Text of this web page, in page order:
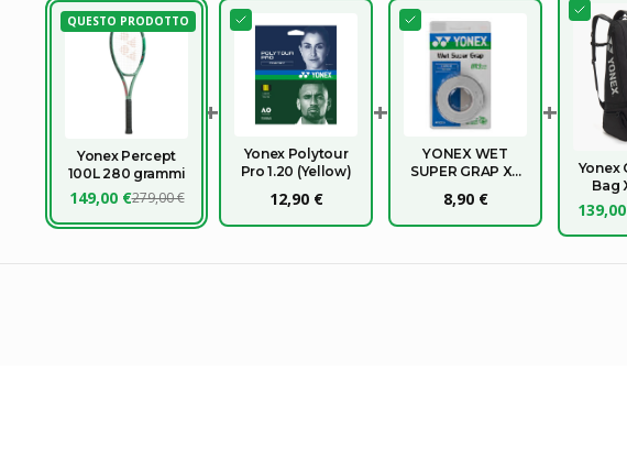
QUESTO PRODOTTO
Yonex Percept
100L 280 grammi
149,00 €279,00 €
+
Yonex Polytour
Pro 1.20 (Yellow)
12,90 €
+
YONEX WET
SUPER GRAP X3
8,90 €
+
Yonex
Bag